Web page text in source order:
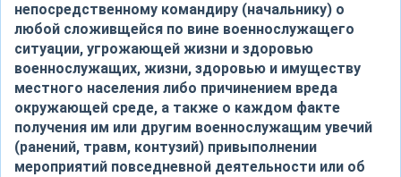
непосредственному командиру (начальнику) о
любой сложивщейся по вине военнослужащего
ситуации, угрожающей жизни и здоровью
военнослужащих, жизни, здоровью и имуществу
местного населения либо причинением вреда
окружающей среде, а также о каждом факте
получения им или другим военнослужащим увечий
(ранений, травм, контузий) привыполнении
мероприятий повседневной деятельности или об